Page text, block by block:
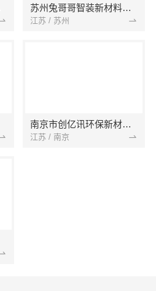
苏州兔哥哥智装新材料有限公司
江苏 / 苏州
南京市创亿讯环保新材料有限公司
江苏 / 南京